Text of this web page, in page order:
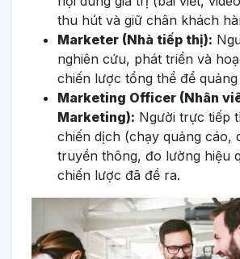
thu hút và giữ chân khách
Marketer (Nhà tiếp thị):
nghiên cứu, phát triển và
chiến lược tổng thể để
Marketing Officer (Nhân
Marketing): Người trực tiếp
chiến dịch (chạy quảng cáo,
truyền thông, đo lường hiệu
chiến lược đã đề ra.